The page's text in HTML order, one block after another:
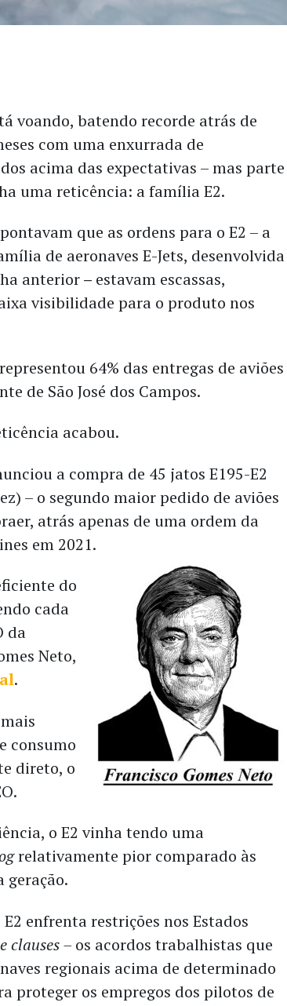
voando, batendo recorde atrás de
com uma enxurrada de
acima das expectativas – mas parte
uma reticência: a família E2.
que as ordens para o E2 – a
de aeronaves E-Jets, desenvolvida
anterior– estavam escassas,
visibilidade para o produto nos
64% das entregas de aviões
de São José dos Campos.
acabou.
a compra de 45 jatos E195-E2
– o segundo maior pedido de aviões
atrás apenas de uma ordem da
em 2021.
do
cada
da
Neto,
.
consumo
direto, o
o E2 vinha tendo uma
relativamente pior comparado às
geração.
enfrenta restrições nos Estados
clauses – os acordos trabalhistas que
regionais acima de determinado
proteger os empregos dos pilotos de